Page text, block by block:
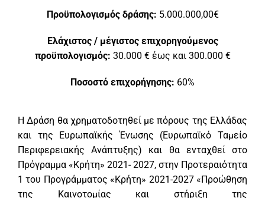
Προϋπολογισμός δράσης: 5.000.000,00€
Ελάχιστος / μέγιστος επιχορηγούμενος
προϋπολογισμός: 30.000 € έως και 300.000 €
Ποσοστό επιχορήγησης: 60%
Η Δράση θα χρηματοδοτηθεί με πόρους της Ελλάδας
και της Ευρωπαϊκής Ένωσης (Ευρωπαϊκό Ταμείο
Περιφερειακής Ανάπτυξης) και θα ενταχθεί στο
Πρόγραμμα «Κρήτη» 2021- 2027, στην Προτεραιότητα
1 του Προγράμματος «Κρήτη» 2021-2027 «Προώθηση
της Καινοτομίας και στήριξη της